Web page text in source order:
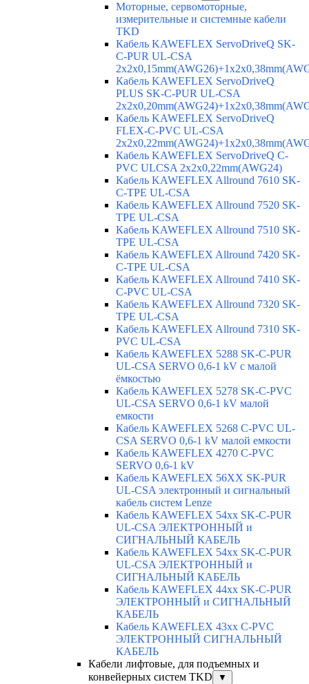
Моторные, сервомоторные,
измерительные и системные кабели
TKD
Кабель KAWEFLEX ServoDriveQ SK-
C-PUR UL-CSA
Кабель KAWEFLEX ServoDriveQ
PLUS SK-C-PUR UL-CSA
Кабель KAWEFLEX ServoDriveQ
FLEX-C-PVC UL-CSA
Кабель KAWEFLEX ServoDriveQ C-
PVC ULCSA 2x2x0,22mm(AWG24)
Кабель KAWEFLEX Allround 7610 SK-
C-TPE UL-CSA
Кабель KAWEFLEX Allround 7520 SK-
TPE UL-CSA
Кабель KAWEFLEX Allround 7510 SK-
TPE UL-CSA
Кабель KAWEFLEX Allround 7420 SK-
C-TPE UL-CSA
Кабель KAWEFLEX Allround 7410 SK-
C-PVC UL-CSA
Кабель KAWEFLEX Allround 7320 SK-
TPE UL-CSA
Кабель KAWEFLEX Allround 7310 SK-
PVC UL-CSA
Кабель KAWEFLEX 5288 SK-C-PUR
UL-CSA SERVO 0,6-1 kV с малой
ёмкостью
Кабель KAWEFLEX 5278 SK-C-PVC
UL-CSA SERVO 0,6-1 kV малой
емкости
Кабель KAWEFLEX 5268 C-PVC UL-
CSA SERVO 0,6-1 kV малой емкости
Кабель KAWEFLEX 4270 C-PVC
SERVO 0,6-1 kV
Кабель KAWEFLEX 56XX SK-PUR
UL-CSA электронный и сигнальный
кабель систем Lenze
Кабель KAWEFLEX 54xx SK-C-PUR
UL-CSA ЭЛЕКТРОННЫЙ и
СИГНАЛЬНЫЙ КАБЕЛЬ
Кабель KAWEFLEX 54xx SK-C-PUR
UL-CSA ЭЛЕКТРОННЫЙ и
СИГНАЛЬНЫЙ КАБЕЛЬ
Кабель KAWEFLEX 44xx SK-C-PUR
ЭЛЕКТРОННЫЙ и СИГНАЛЬНЫЙ
КАБЕЛЬ
Кабель KAWEFLEX 43xx C-PVC
ЭЛЕКТРОННЫЙ СИГНАЛЬНЫЙ
КАБЕЛЬ
Кабели лифтовые, для подъемных и
конвейерных систем TKD
▼